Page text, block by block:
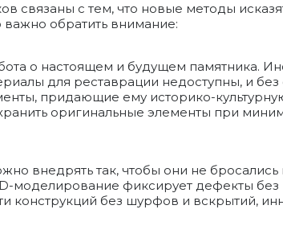
связаны с тем, что новые методы
важно обратить внимание:
о настоящем и будущем памятника.
для реставрации недоступны, и
придающие ему историко-
оригинальные элементы при
внедрять так, чтобы они не бросались
моделирование фиксирует дефекты без
конструкций без шурфов и вскрытий,